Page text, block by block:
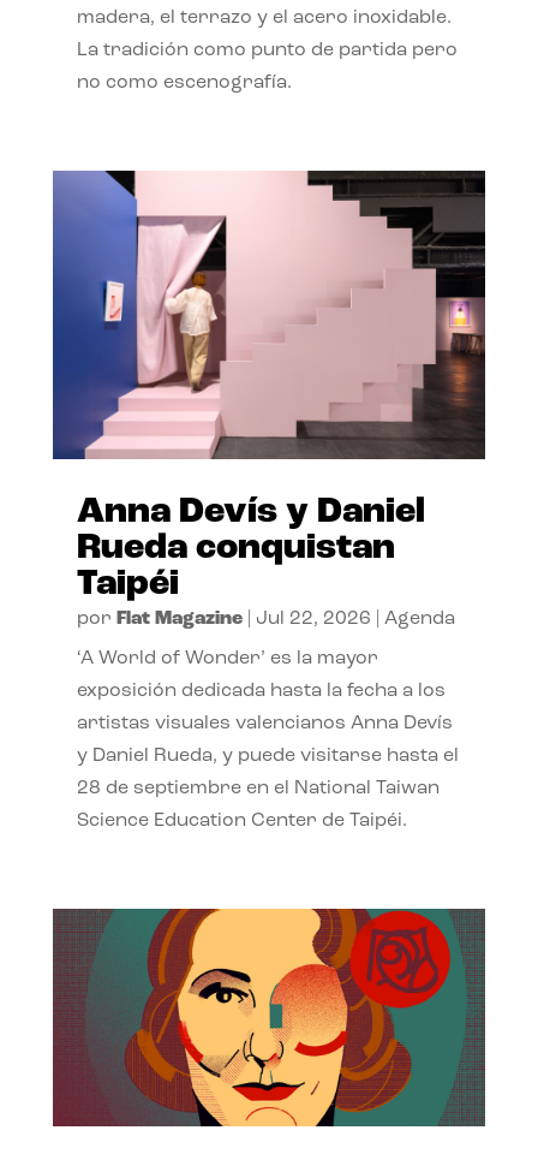
madera, el terrazo y el acero inoxidable.
La tradición como punto de partida pero
no como escenografía.
Anna Devís y Daniel
Rueda conquistan
Taipéi
por Flat Magazine| Jul 22, 2026 Agenda
‘A World of Wonder’ es la mayor
exposición dedicada hasta la fecha a los
artistas visuales valencianos Anna Devís
y Daniel Rueda, y puede visitarse hasta el
28 de septiembre en el National Taiwan
Science Education Center de Taipéi.